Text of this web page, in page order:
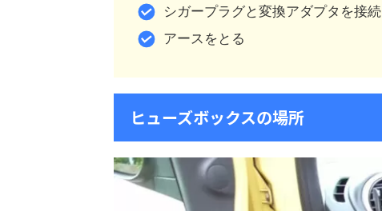
シガープラグと変換アダプタを接続
アースをとる
ヒューズボックスの場所